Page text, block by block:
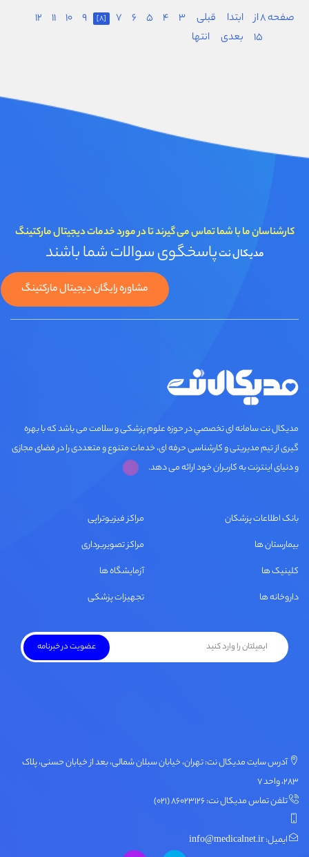
صفحه 8 از
15
ابتدا قبلی 3
4
5
6
7
[8]
9
10
11
12
بعدی
انتها
کارشناسان ما با شما تماس می گیرند تا در مورد خدمات دیجیتال مارکتینگ
مدیکال نتپاسخگوی سوالات شما باشند
مشاوره رایگان دیجیتال مارکتینگ
مديكال نت سامانه ای تخصصي در حوزه علوم پزشکی و سلامت می باشد که با بهره
گیری از تیم مدیریتی و کارشناسی حرفه ای، خدمات متنوع و متعددی را در فضای مجازی
و دنیای اینترنت به کاربران خود ارائه می دهد.
بانک اطلاعات پزشکان
بیمارستان ها
کلینیک ها
داروخانه ها
مراکز فیزیوتراپی
مراکز تصویربرداری
آزمایشگاه ها
تجهیزات پزشکی
آدرس سایت مدیکال نت: تهران، خیابان سبلان شمالی، بعد از خیابان حسنی، پلاک
۲۸۳، واحد ۷
تلفن تماس مدیکال نت: ۸۶۰۲۳۱۲۶ (۰۲۱)
ایمیل: info@medicalnet.ir